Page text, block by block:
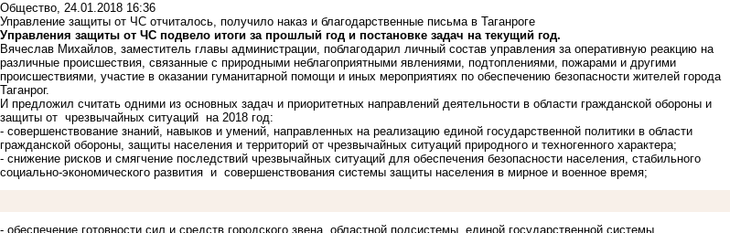
Общество, 24.01.2018 16:36
Управление защиты от ЧС отчиталось, получило наказ и благодарственные письма в Таганроге
Управления защиты от ЧС подвело итоги за прошлый год и постановке задач на текущий год.
Вячеслав Михайлов, заместитель главы администрации, поблагодарил личный состав управления за оперативную реакцию на
различные происшествия, связанные с природными неблагоприятными явлениями, подтоплениями, пожарами и другими
происшествиями, участие в оказании гуманитарной помощи и иных мероприятиях по обеспечению безопасности жителей города
Таганрог.
И предложил считать одними из основных задач и приоритетных направлений деятельности в области гражданской обороны и
защиты от чрезвычайных ситуаций на 2018 год:
- совершенствование знаний, навыков и умений, направленных на реализацию единой государственной политики в области
гражданской обороны, защиты населения и территорий от чрезвычайных ситуаций природного и техногенного характера;
- снижение рисков и смягчение последствий чрезвычайных ситуаций для обеспечения безопасности населения, стабильного
социально-экономического развития и совершенствования системы защиты населения в мирное и военное время;
- обеспечение готовности сил и средств городского звена областной подсистемы единой государственной системы